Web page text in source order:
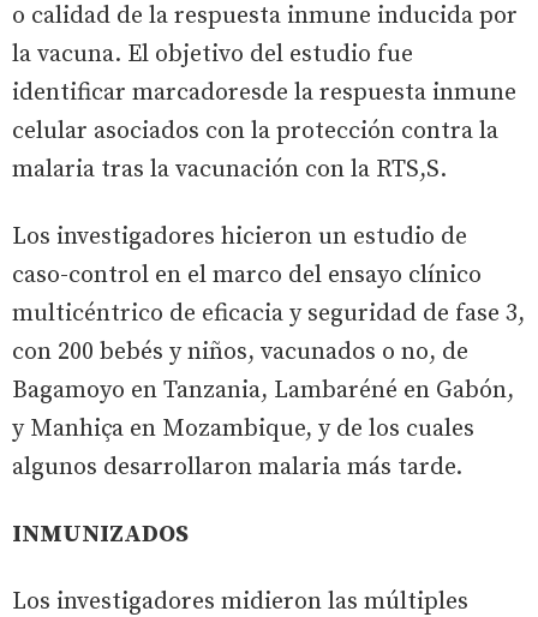
o calidad de la respuesta inmune inducida por
la vacuna. El objetivo del estudio fue
identificar marcadoresde la respuesta inmune
celular asociados con la protección contra la
malaria tras la vacunación con la RTS,S.
Los investigadores hicieron un estudio de
caso-control en el marco del ensayo clínico
multicéntrico de eficacia y seguridad de fase 3,
con 200 bebés y niños, vacunados o no, de
Bagamoyo en Tanzania, Lambaréné en Gabón,
y Manhiça en Mozambique, y de los cuales
algunos desarrollaron malaria más tarde.
INMUNIZADOS
Los investigadores midieron las múltiples